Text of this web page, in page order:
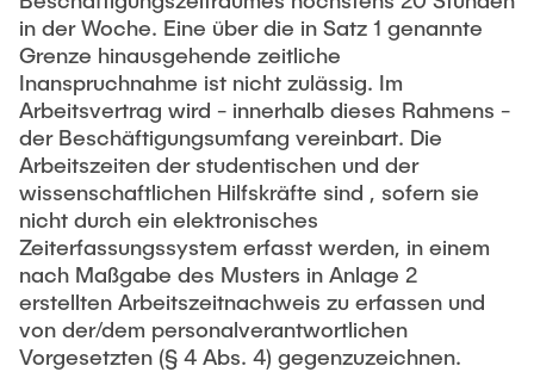
in der Woche. Eine über die in Satz 1 genannte
Grenze hinausgehende zeitliche
Inanspruchnahme ist nicht zulässig. Im
Arbeitsvertrag wird - innerhalb dieses Rahmens -
der Beschäftigungsumfang vereinbart. Die
Arbeitszeiten der studentischen und der
wissenschaftlichen Hilfskräfte sind , sofern sie
nicht durch ein elektronisches
Zeiterfassungssystem erfasst werden, in einem
nach Maßgabe des Musters in Anlage 2
erstellten Arbeitszeitnachweis zu erfassen und
von der/dem personalverantwortlichen
Vorgesetzten (§ 4 Abs. 4) gegenzuzeichnen.